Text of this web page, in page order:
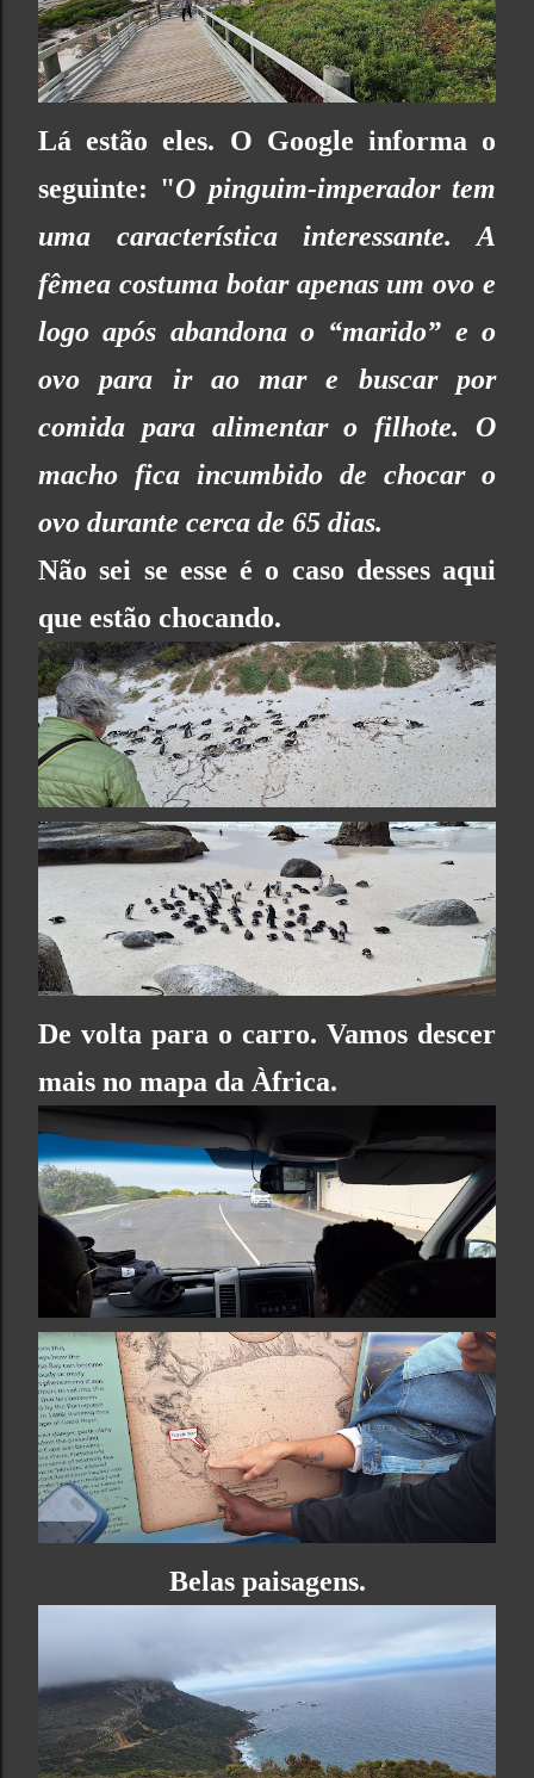
Lá estão eles. O Google informa o
seguinte: "O pinguim-imperador tem
uma característica interessante. A
fêmea costuma botar apenas um ovo e
logo após abandona o “marido” e o
ovo para ir ao mar e buscar por
comida para alimentar o filhote. O
macho fica incumbido de chocar o
ovo durante cerca de 65 dias.
Não sei se esse é o caso desses aqui
que estão chocando.
De volta para o carro. Vamos descer
mais no mapa da Àfrica.
Belas paisagens.